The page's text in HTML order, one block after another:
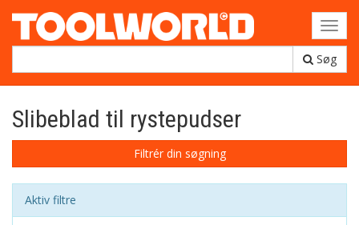
Søg
Slibeblad til rystepudser
Filtrér din søgning
Aktiv filtre